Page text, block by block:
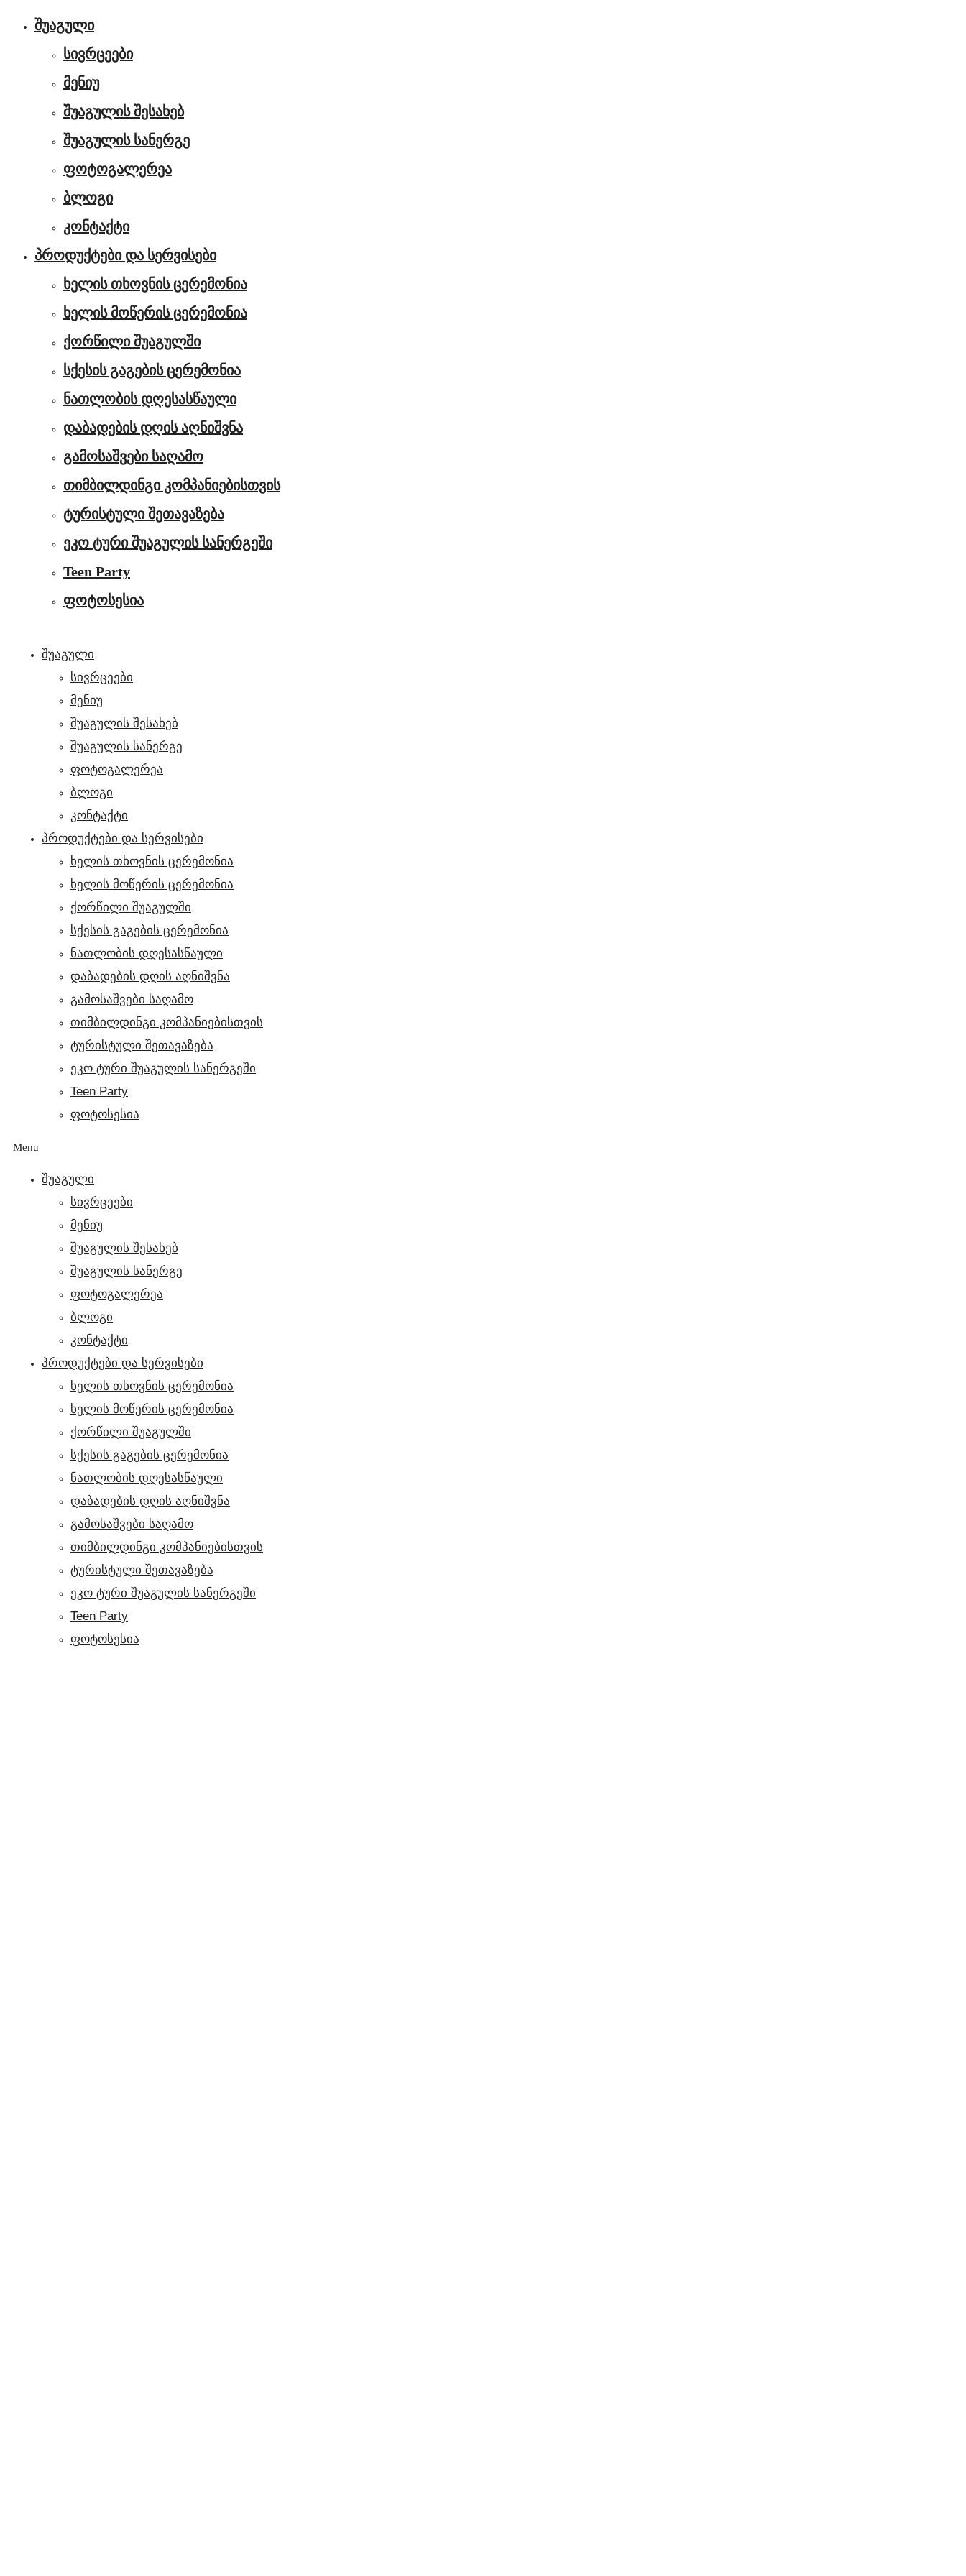
შუაგული
სივრცეები
მენიუ
შუაგულის შესახებ
შუაგულის სანერგე
ფოტოგალერეა
ბლოგი
კონტაქტი
პროდუქტები და სერვისები
ხელის თხოვნის ცერემონია
ხელის მოწერის ცერემონია
ქორწილი შუაგულში
სქესის გაგების ცერემონია
ნათლობის დღესასწაული
დაბადების დღის აღნიშვნა
გამოსაშვები საღამო
თიმბილდინგი კომპანიებისთვის
ტურისტული შეთავაზება
ეკო ტური შუაგულის სანერგეში
Teen Party
ფოტოსესია
ᲨᲣᲐᲒᲣᲚᲘ
სივრცეები
მენიუ
შუაგულის შესახებ
შუაგულის სანერგე
ფოტოგალერეა
ბლოგი
კონტაქტი
ᲞᲠᲝᲓᲣᲥᲢᲔᲑᲘ ᲓᲐ ᲡᲔᲠᲕᲘᲡᲔᲑᲘ
ხელის თხოვნის ცერემონია
ხელის მოწერის ცერემონია
ქორწილი შუაგულში
სქესის გაგების ცერემონია
ნათლობის დღესასწაული
დაბადების დღის აღნიშვნა
გამოსაშვები საღამო
თიმბილდინგი კომპანიებისთვის
ტურისტული შეთავაზება
ეკო ტური შუაგულის სანერგეში
Teen Party
ფოტოსესია
Menu
ᲨᲣᲐᲒᲣᲚᲘ
სივრცეები
მენიუ
შუაგულის შესახებ
შუაგულის სანერგე
ფოტოგალერეა
ბლოგი
კონტაქტი
ᲞᲠᲝᲓᲣᲥᲢᲔᲑᲘ ᲓᲐ ᲡᲔᲠᲕᲘᲡᲔᲑᲘ
ხელის თხოვნის ცერემონია
ხელის მოწერის ცერემონია
ქორწილი შუაგულში
სქესის გაგების ცერემონია
ნათლობის დღესასწაული
დაბადების დღის აღნიშვნა
გამოსაშვები საღამო
თიმბილდინგი კომპანიებისთვის
ტურისტული შეთავაზება
ეკო ტური შუაგულის სანერგეში
Teen Party
ფოტოსესია